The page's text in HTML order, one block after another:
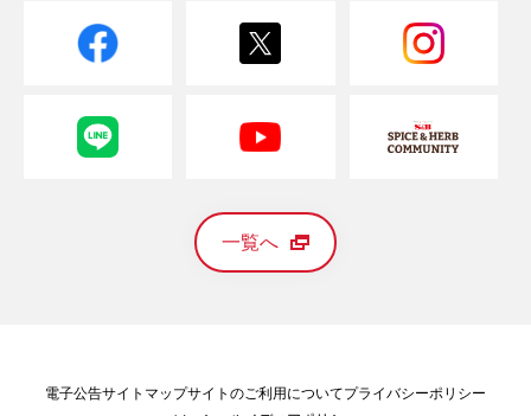
一覧へ
電子公告サイトマップサイトのご利用についてプライバシーポリシー